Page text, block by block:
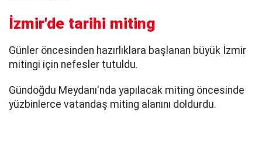
İzmir'de tarihi miting
Günler öncesinden hazırlıklara başlanan büyük İzmir
mitingi için nefesler tutuldu.
Gündoğdu Meydanı'nda yapılacak miting öncesinde
yüzbinlerce vatandaş miting alanını doldurdu.